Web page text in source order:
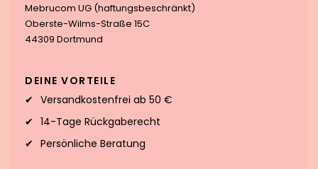
Mebrucom UG (haftungsbeschränkt)
Oberste-Wilms-Straße 15C
44309 Dortmund
DEINE VORTEILE
Versandkostenfrei ab 50 €
14-Tage Rückgaberecht
Persönliche Beratung